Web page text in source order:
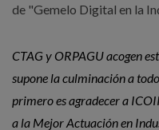
de "Gemelo Digital en la
CTAG y ORPAGU acogen
supone la culminación a
primero es agradecer a
a la Mejor Actuación en